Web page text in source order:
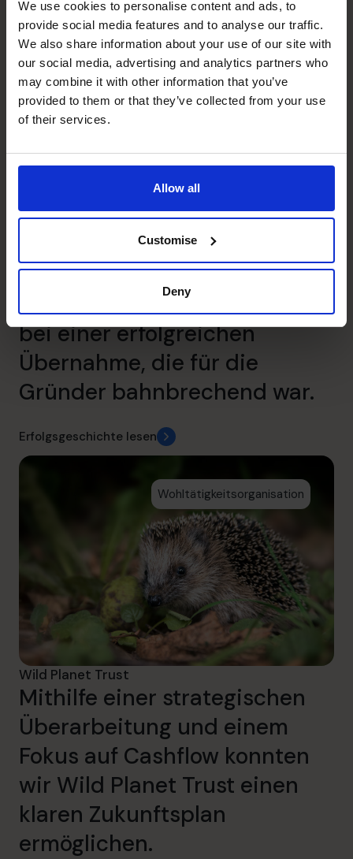
We use cookies to personalise content and ads, to
provide social media features and to analyse our traffic.
We also share information about your use of our site with
our social media, advertising and analytics partners who
may combine it with other information that you’ve
provided to them or that they’ve collected from your use
of their services.
Allow all
Customise
Deny
Erfolgsgeschichte lesen
Technologie
Wir unterstützten Schlarcy
bei einer erfolgreichen
Übernahme, die für die
Gründer bahnbrechend war.
Erfolgsgeschichte lesen
Wohltätigkeitsorganisation
Wild Planet Trust
Mithilfe einer strategischen
Überarbeitung und einem
Fokus auf Cashflow konnten
wir Wild Planet Trust einen
klaren Zukunftsplan
ermöglichen.